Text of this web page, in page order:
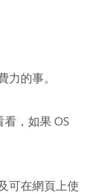
的事。
，如果 OS
可在網頁上使